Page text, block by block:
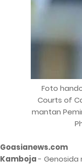
Foto
Courts of
mantan
Goasianews.com
Kamboja- Genosida